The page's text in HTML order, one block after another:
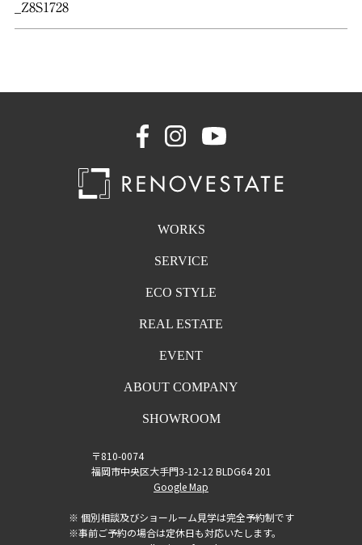
_Z8S1728
WORKS
SERVICE
ECO STYLE
REAL ESTATE
EVENT
ABOUT COMPANY
SHOWROOM
〒810-0074
福岡市中央区大手門3-12-12 BLDG64 201
Google Map
※ 個別相談及びショールーム見学は完全予約制です
※事前ご予約の場合は定休日も対応いたします。